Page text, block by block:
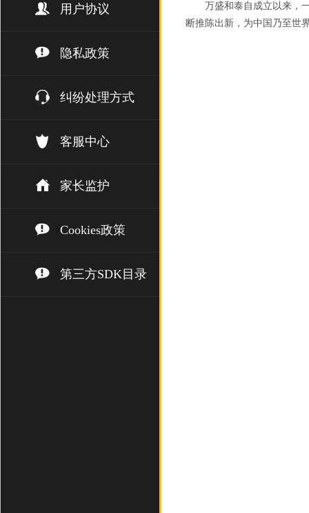
用户协议
隐私政策
纠纷处理方式
客服中心
家长监护
Cookies政策
第三方SDK目录
万盛和泰自成立以来，
断推陈出新，为中国乃至世